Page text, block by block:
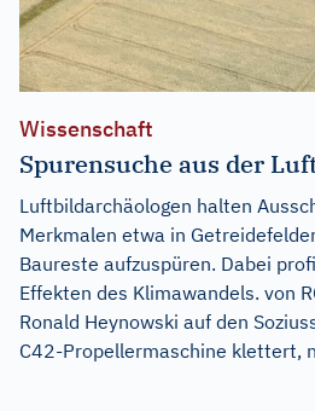
Wissenschaft
Spurensuche aus der
Luftbildarchäologen halten
Merkmalen etwa in
Baureste aufzuspüren. Dabei
Effekten des Klimawandels. von
Ronald Heynowski auf den
C42-Propellermaschine klettert,